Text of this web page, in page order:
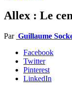
Allex : Le
Par Guillaume
Facebook
Twitter
Pinterest
LinkedIn